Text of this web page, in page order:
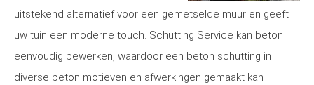
uitstekend alternatief voor een gemetselde muur en geeft
uw tuin een moderne touch. Schutting Service kan beton
eenvoudig bewerken, waardoor een beton schutting in
diverse beton motieven en afwerkingen gemaakt kan